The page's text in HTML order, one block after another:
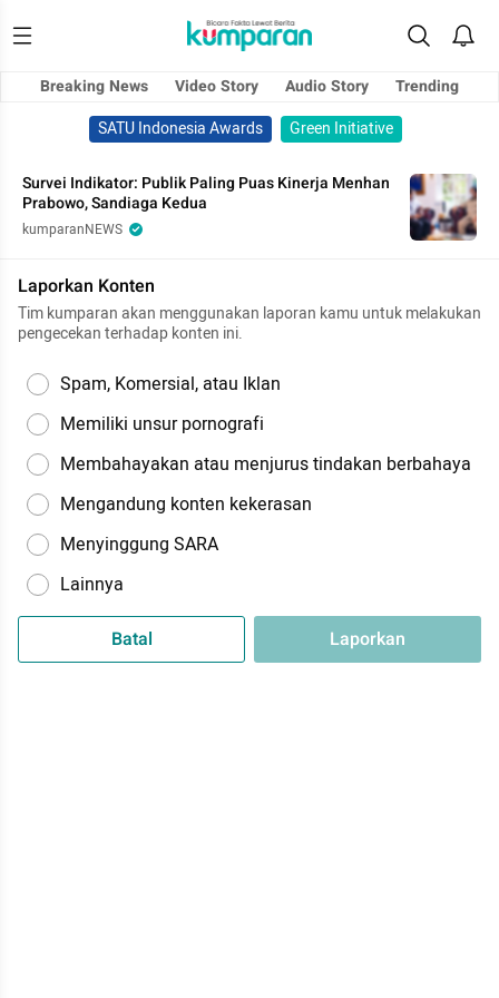
Breaking News Video Story Audio Story
Trending
SATU Indonesia Awards
Green Initiative
Survei Indikator: Publik Paling Puas Kinerja Menhan
Prabowo, Sandiaga Kedua
kumparanNEWS
Laporkan Konten
Tim kumparan akan menggunakan laporan kamu untuk melakukan
pengecekan terhadap konten ini.
Spam, Komersial, atau Iklan
Memiliki unsur pornografi
Membahayakan atau menjurus tindakan berbahaya
Mengandung konten kekerasan
Menyinggung SARA
Lainnya
Batal Laporkan